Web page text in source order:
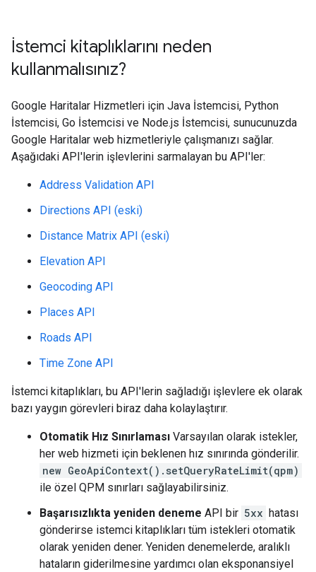
İstemci kitaplıklarını neden
kullanmalısınız?
Google Haritalar Hizmetleri için Java İstemcisi, Python
İstemcisi, Go İstemcisi ve Node.js İstemcisi, sunucunuzda
Google Haritalar web hizmetleriyle çalışmanızı sağlar.
Aşağıdaki API'lerin işlevlerini sarmalayan bu API'ler:
Address Validation API
Directions API (eski)
Distance Matrix API (eski)
Elevation API
Geocoding API
Places API
Roads API
Time Zone API
İstemci kitaplıkları, bu API'lerin sağladığı işlevlere ek olarak
bazı yaygın görevleri biraz daha kolaylaştırır.
Otomatik Hız Sınırlaması Varsayılan olarak istekler,
her web hizmeti için beklenen hız sınırında gönderilir.
new GeoApiContext().setQueryRateLimit(qpm)
ile özel QPM sınırları sağlayabilirsiniz.
Başarısızlıkta yeniden deneme API bir 5xx hatası
gönderirse istemci kitaplıkları tüm istekleri otomatik
olarak yeniden dener. Yeniden denemelerde, aralıklı
hataların giderilmesine yardımcı olan eksponansiyel